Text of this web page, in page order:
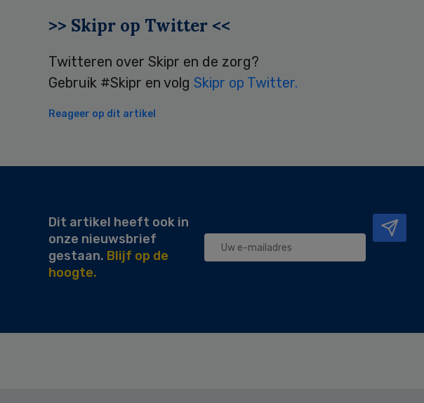
>> Skipr op Twitter <<
Twitteren over Skipr en de zorg?
Gebruik #Skipr en volg Skipr op Twitter.
Reageer op dit artikel
Dit artikel heeft ook in
onze nieuwsbrief
gestaan. Blijf op de
hoogte.